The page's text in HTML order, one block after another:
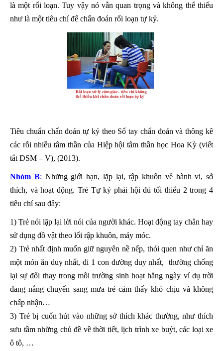
là một rối loạn. Tuy vậy nó vẫn quan trọng và không thể thiếu
như là một tiêu chí để chẩn đoán rối loạn tự kỷ.
Tiêu chuẩn chẩn đoán tự kỷ theo Sổ tay chẩn đoán và thông kê
các rỗi nhiễu tâm thần của Hiệp hội tâm thần học Hoa Kỳ (viết
tắt DSM – V), (2013).
Nhóm B: Những giới hạn, lặp lại, rập khuôn về hành vi, sở
thích, và hoạt động. Trẻ Tự kỷ phải hội đủ tối thiểu 2 trong 4
tiêu chí sau đây:
1) Trẻ nói lặp lại lời nói của người khác. Hoạt động tay chân hay
sử dụng đồ vật theo lối rập khuôn, máy móc.
2) Trẻ nhất định muốn giữ nguyên nề nếp, thói quen như chỉ ăn
một món ăn duy nhất, đi 1 con đường duy nhất, thường chống
lại sự đổi thay trong môi trường sinh hoạt hằng ngày ví dụ trời
đang nắng chuyển sang mưa trẻ cảm thấy khó chịu và không
chấp nhận…
3) Trẻ bị cuốn hút vào những sở thích khác thường, như thích
sưu tầm những chủ đề về thời tiết, lịch trình xe buýt, các loại xe
ô tô, …